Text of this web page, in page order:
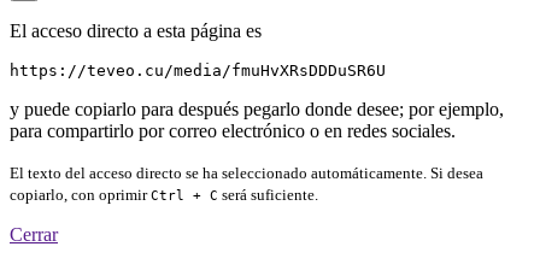
El acceso directo a esta página es
https://teveo.cu/media/fmuHvXRsDDDuSR6U
y puede copiarlo para después pegarlo donde desee; por ejemplo,
para compartirlo por correo electrónico o en redes sociales.
El texto del acceso directo se ha seleccionado automáticamente. Si desea
copiarlo, con oprimirCtrl + C será suficiente.
Cerrar